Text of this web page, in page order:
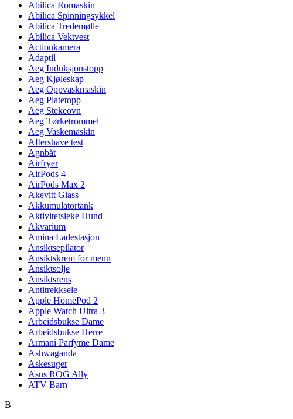
Abilica Romaskin
Abilica Spinningsykkel
Abilica Tredemølle
Abilica Vektvest
Actionkamera
Adaptil
Aeg Induksjonstopp
Aeg Kjøleskap
Aeg Oppvaskmaskin
Aeg Platetopp
Aeg Stekeovn
Aeg Tørketrommel
Aeg Vaskemaskin
Aftershave test
Agnbåt
Airfryer
AirPods 4
AirPods Max 2
Akevitt Glass
Akkumulatortank
Aktivitetsleke Hund
Akvarium
Amina Ladestasjon
Ansiktsepilator
Ansiktskrem for menn
Ansiktsolje
Ansiktsrens
Antitrekksele
Apple HomePod 2
Apple Watch Ultra 3
Arbeidsbukse Dame
Arbeidsbukse Herre
Armani Parfyme Dame
Ashwaganda
Askesuger
Asus ROG Ally
ATV Barn
B